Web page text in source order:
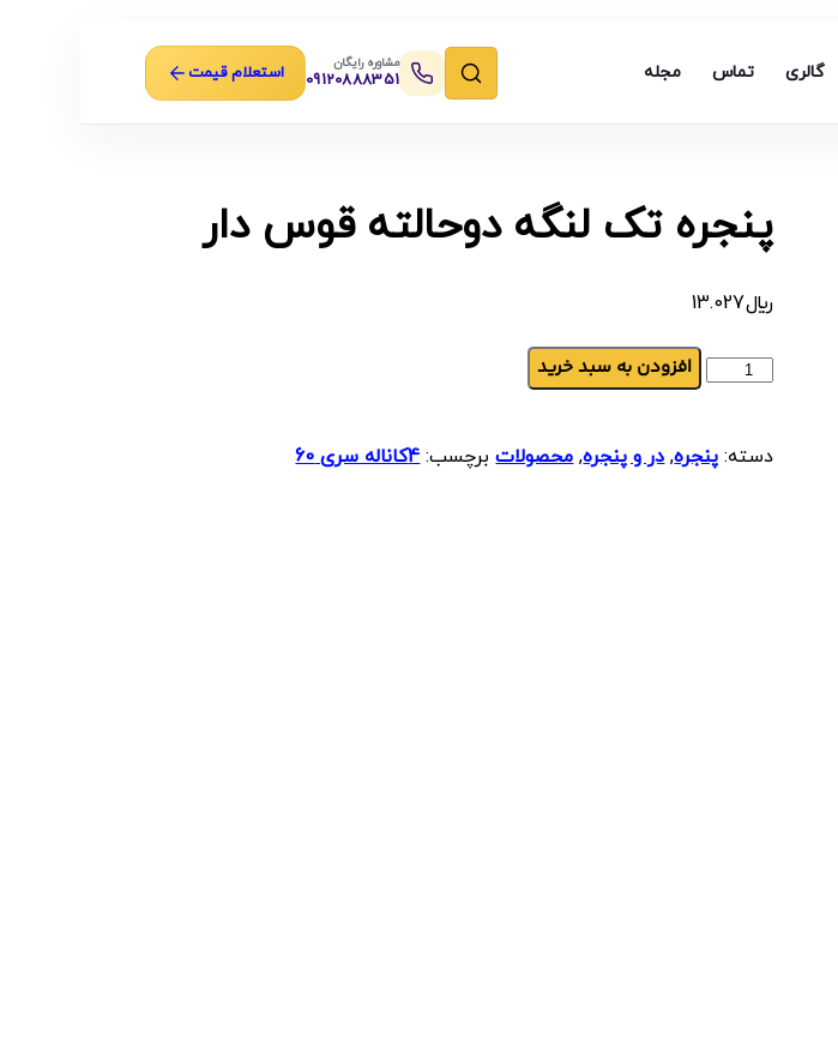
گالری تماس مجله مشاوره رایگان
09120888351 استعلام قیمت
پنجره تک لنگه دوحالته قوس دار
﷼13.027
افزودن به سبد خرید
دسته:پنجره,در و پنجره,محصولات برچسب:4کاناله سری 60